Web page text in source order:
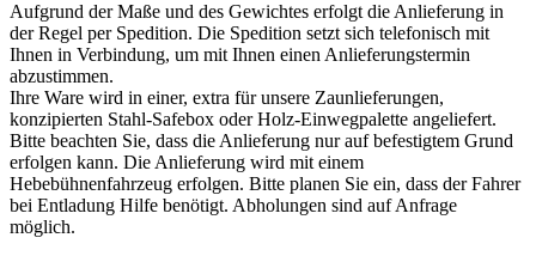
Aufgrund der Maße und des Gewichtes erfolgt die Anlieferung in
der Regel per Spedition. Die Spedition setzt sich telefonisch mit
Ihnen in Verbindung, um mit Ihnen einen Anlieferungstermin
abzustimmen.
Ihre Ware wird in einer, extra für unsere Zaunlieferungen,
konzipierten Stahl-Safebox oder Holz-Einwegpalette angeliefert.
Bitte beachten Sie, dass die Anlieferung nur auf befestigtem Grund
erfolgen kann. Die Anlieferung wird mit einem
Hebebühnenfahrzeug erfolgen. Bitte planen Sie ein, dass der Fahrer
bei Entladung Hilfe benötigt. Abholungen sind auf Anfrage
möglich.